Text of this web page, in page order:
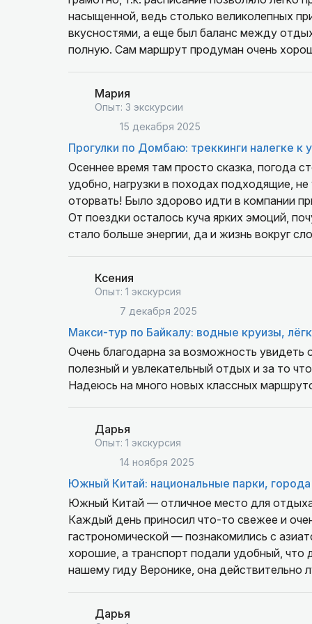
насыщенной, ведь столько великолепных
вкусностями, а еще был баланс между
полную. Сам маршрут продуман очень
особенностях похода. Обязательно хочу
Мария
Опыт: 3 экскурсии
15 декабря 2025
Прогулки по Домбаю: треккинги налегке к
Осеннее время там просто сказка, погода
удобно, нагрузки в походах подходящие,
оторвать! Было здорово идти в компании
От поездки осталось куча ярких эмоций,
стало больше энергии, да и жизнь вокруг
красивые тропы! Желаю всей группе
Ксения
Опыт: 1 экскурсия
7 декабря 2025
Макси-тур по Байкалу: водные круизы,
Очень благодарна за возможность
полезный и увлекательный отдых и за то
Надеюсь на много новых классных
Дарья
Опыт: 1 экскурсия
14 ноября 2025
Южный Китай: национальные парки,
Южный Китай — отличное место для
Каждый день приносил что-то свежее и
гастрономической — познакомились с
хорошие, а транспорт подали удобный, что
нашему гиду Веронике, она действительно
Дарья